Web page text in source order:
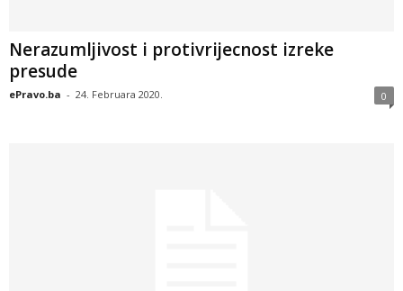
Nerazumljivost i protivrijecnost izreke
presude
ePravo.ba - 24. Februara 2020. 0